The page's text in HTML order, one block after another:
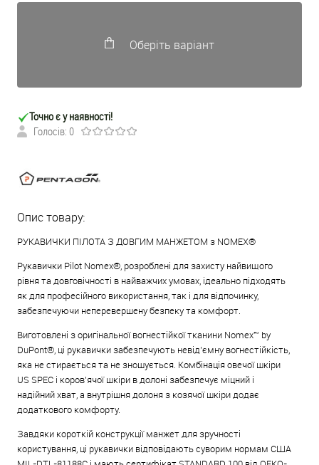
Оберіть варіант
Точно є у наявності!
Голосів: 0
Опис товару:
РУКАВИЧКИ ПІЛОТА З ДОВГИМ МАНЖЕТОМ з NOMEX®
Рукавички Pilot Nomex®, розроблені для захисту найвищого
рівня та довговічності в найважчих умовах, ідеально підходять
як для професійного використання, так і для відпочинку,
забезпечуючи неперевершену безпеку та комфорт.
Виготовлені з оригінальної вогнестійкої тканини Nomex™ by
DuPont®, ці рукавички забезпечують невід’ємну вогнестійкість,
яка не стирається та не зношується. Комбінація овечої шкіри
US SPEC і коров’ячої шкіри в долоні забезпечує міцний і
надійний хват, а внутрішня долоня з козячої шкіри додає
додаткового комфорту.
Завдяки короткій конструкції манжет для зручності
користування, ці рукавички відповідають суворим нормам США